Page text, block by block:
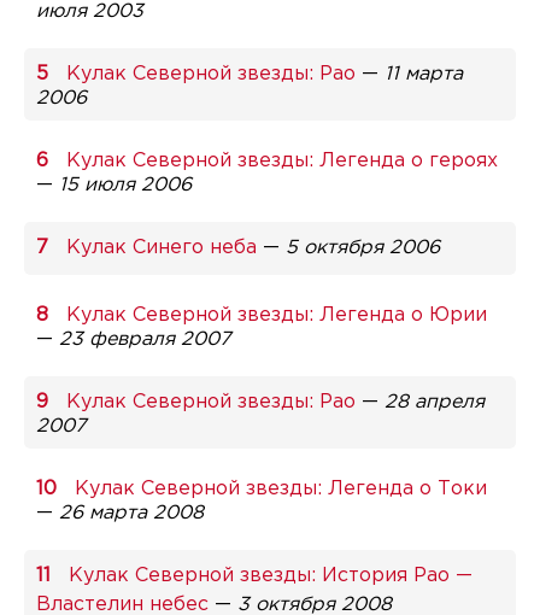
июля 2003
Кулак Северной звезды: Рао — 11 марта
2006
Кулак Северной звезды: Легенда о героях
— 15 июля 2006
Кулак Синего неба — 5 октября 2006
Кулак Северной звезды: Легенда о Юрии
— 23 февраля 2007
Кулак Северной звезды: Рао — 28 апреля
2007
Кулак Северной звезды: Легенда о Токи
— 26 марта 2008
Кулак Северной звезды: История Рао —
Властелин небес — 3 октября 2008